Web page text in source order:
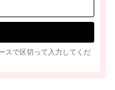
スで区切って入力してくだ